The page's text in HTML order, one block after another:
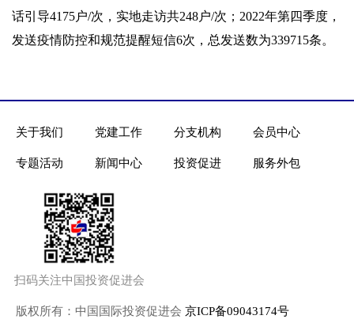
话引导4175户/次，实地走访共248户/次；2022年第四季度，
发送疫情防控和规范提醒短信6次，总发送数为339715条。
关于我们 党建工作 分支机构 会员中心
专题活动 新闻中心 投资促进 服务外包
扫码关注中国投资促进会
版权所有：中国国际投资促进会 京ICP备09043174号